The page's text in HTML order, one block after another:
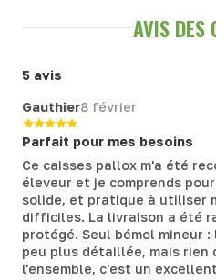
AVIS DES
5 avis
Gauthier8 février
Parfait pour mes besoins
Ce caisses pallox m'a été
éleveur et je comprends
solide, et pratique à utiliser
difficiles. La livraison a été
protégé. Seul bémol mineur
peu plus détaillée, mais rien
l'ensemble, c'est un